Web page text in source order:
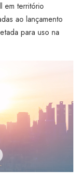
em território
ao lançamento
para uso na